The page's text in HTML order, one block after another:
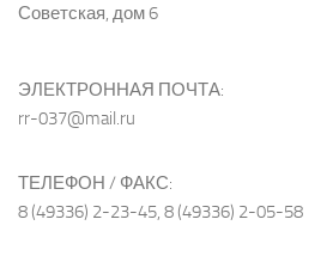
Советская, дом 6
ЭЛЕКТРОННАЯ ПОЧТА:
rr-037@mail.ru
ТЕЛЕФОН / ФАКС:
8 (49336) 2-23-45, 8 (49336) 2-05-58